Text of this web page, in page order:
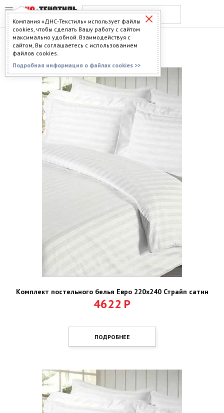
Компания «ДНС-Текстиль» использует файлы
cookies, чтобы сделать Вашу работу с сайтом
максимально удобной. Взаимодействуя с
сайтом, Вы соглашаетесь с использованием
файлов cookies.
Подробная информация о файлах cookies >>
ВОДОЛАЗКИ
Комплект постельного белья Евро 220х240 Страйп сатин
4622 Р
ПОДРОБНЕЕ